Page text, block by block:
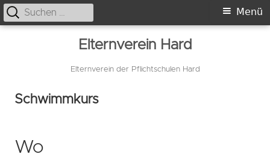
Elternverein Hard
Elternverein der Pflichtschulen Hard
Primäres
Menü
Suche
nach:
Schwimmkurs
Wo